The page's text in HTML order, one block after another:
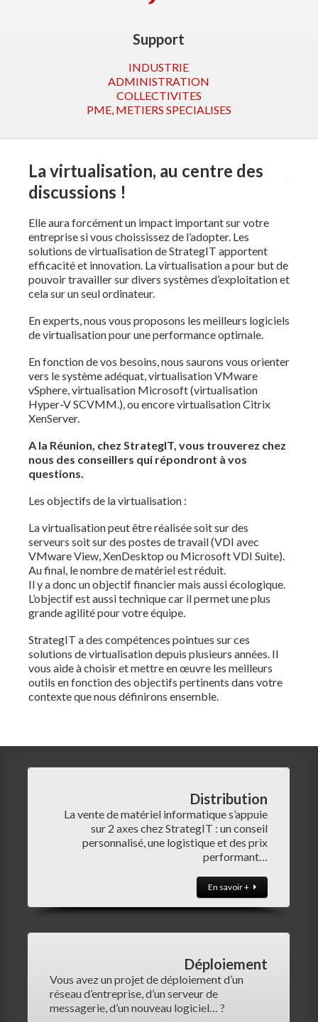
Support
INDUSTRIE
ADMINISTRATION
COLLECTIVITES
PME, METIERS SPECIALISES
La virtualisation, au centre des
discussions !
Elle aura forcément un impact important sur votre
entreprise si vous choississez de l’adopter. Les
solutions de virtualisation de StrategIT apportent
efficacité et innovation. La virtualisation a pour but de
pouvoir travailler sur divers systèmes d’exploitation et
cela sur un seul ordinateur.
En experts, nous vous proposons les meilleurs logiciels
de virtualisation pour une performance optimale.
En fonction de vos besoins, nous saurons vous orienter
vers le système adéquat, virtualisation VMware
vSphere, virtualisation Microsoft (virtualisation
Hyper-V SCVMM.), ou encore virtualisation Citrix
XenServer.
A la Réunion, chez StrategIT, vous trouverez chez
nous des conseillers qui répondront à vos
questions.
Les objectifs de la virtualisation :
La virtualisation peut être réalisée soit sur des
serveurs soit sur des postes de travail (VDI avec
VMware View, XenDesktop ou Microsoft VDI Suite).
Au final, le nombre de matériel est réduit.
Il y a donc un objectif financier mais aussi écologique.
L’objectif est aussi technique car il permet une plus
grande agilité pour votre équipe.
StrategIT a des compétences pointues sur ces
solutions de virtualisation depuis plusieurs années. Il
vous aide à choisir et mettre en œuvre les meilleurs
outils en fonction des objectifs pertinents dans votre
contexte que nous définirons ensemble.
Distribution
La vente de matériel informatique s’appuie
sur 2 axes chez StrategIT : un conseil
personnalisé, une logistique et des prix
performant…
En savoir +
Déploiement
Vous avez un projet de déploiement d’un
réseau d’entreprise, d’un serveur de
messagerie, d’un nouveau logiciel… ?